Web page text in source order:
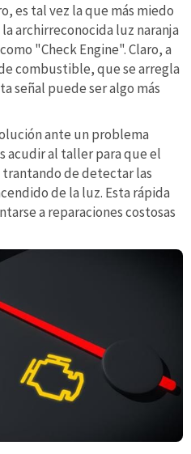
es tal vez la que más miedo
archirreconocida luz naranja
"Check Engine". Claro, a
combustible, que se arregla
señal puede ser algo más
ante un problema
acudir al taller para que el
de detectar las
de la luz. Esta rápida
a reparaciones costosas